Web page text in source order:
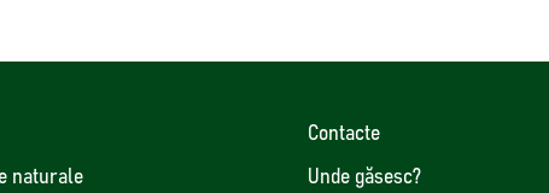
naturale
Contacte
Unde găsesc?